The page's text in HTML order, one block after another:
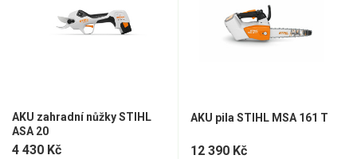
AKU zahradní nůžky STIHL
ASA 20
4 430 Kč
AKU pila STIHL MSA 161 T
12 390 Kč